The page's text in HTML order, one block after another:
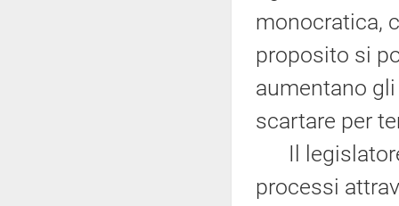
monocratica,
proposito si
aumentano
scartare per
Il legislatore
processi